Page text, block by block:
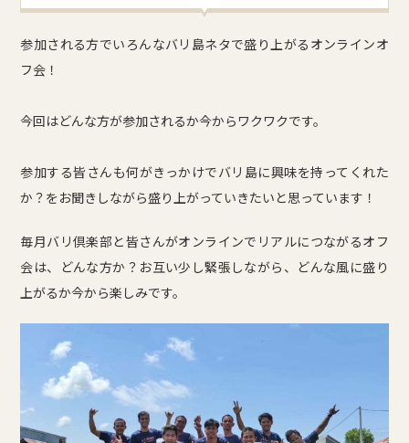
参加される方でいろんなバリ島ネタで盛り上がるオンラインオ
フ会！
今回はどんな方が参加されるか今からワクワクです。
参加する皆さんも何がきっかけでバリ島に興味を持ってくれた
か？をお聞きしながら盛り上がっていきたいと思っています！
毎月バリ倶楽部と皆さんがオンラインでリアルにつながるオフ
会は、どんな方か？お互い少し緊張しながら、どんな風に盛り
上がるか今から楽しみです。